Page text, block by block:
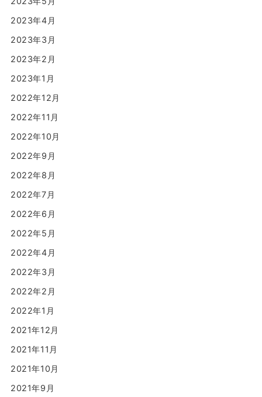
2023年4月
2023年3月
2023年2月
2023年1月
2022年12月
2022年11月
2022年10月
2022年9月
2022年8月
2022年7月
2022年6月
2022年5月
2022年4月
2022年3月
2022年2月
2022年1月
2021年12月
2021年11月
2021年10月
2021年9月